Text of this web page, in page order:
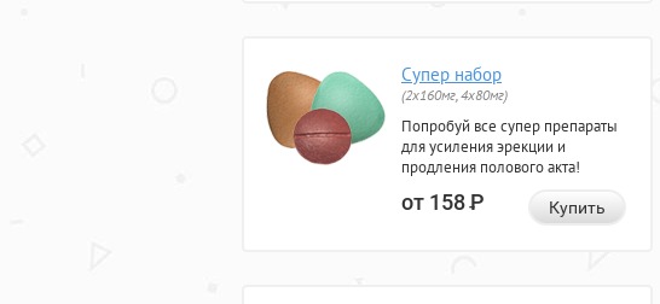
Супер набор
(2х160мг, 4х80мг)
Попробуй все супер препараты
для усиления эрекции и
продления полового акта!
от 158Р Купить